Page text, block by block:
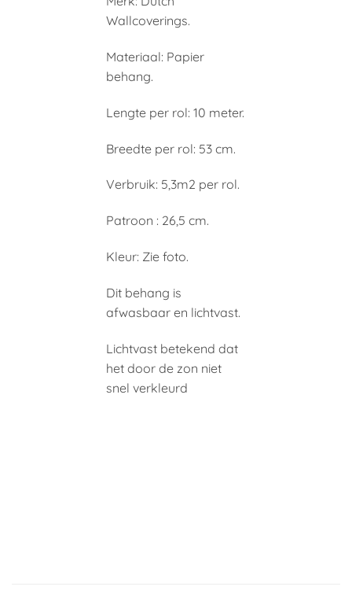
Wallcoverings.
Materiaal: Papier
behang.
Lengte per rol: 10 meter.
Breedte per rol: 53 cm.
Verbruik: 5,3m2 per rol.
Patroon : 26,5 cm.
Kleur: Zie foto.
Dit behang is
afwasbaar en lichtvast.
Lichtvast betekend dat
het door de zon niet
snel verkleurd